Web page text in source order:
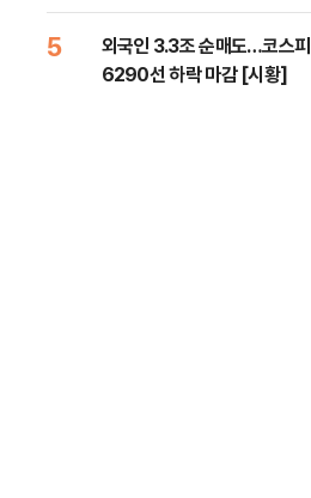
5
외국인 3.3조 순매도…코스피
6290선 하락 마감 [시황]